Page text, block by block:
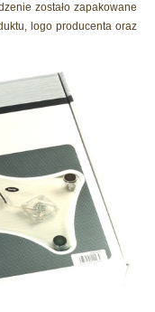
zostało zapakowane
logo producenta oraz